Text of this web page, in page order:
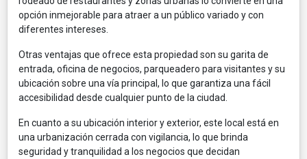
opción inmejorable para atraer a un público variado y con
diferentes intereses.
Otras ventajas que ofrece esta propiedad son su garita de
entrada, oficina de negocios, parqueadero para visitantes y su
ubicación sobre una vía principal, lo que garantiza una fácil
accesibilidad desde cualquier punto de la ciudad.
En cuanto a su ubicación interior y exterior, este local está en
una urbanización cerrada con vigilancia, lo que brinda
seguridad y tranquilidad a los negocios que decidan